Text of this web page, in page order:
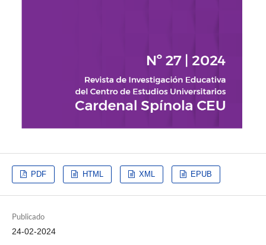
PDF HTML XML EPUB
Publicado
24-02-2024